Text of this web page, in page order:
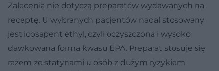
Zalecenia nie dotyczą preparatów wydawanych na
receptę. U wybranych pacjentów nadal stosowany
jest icosapent ethyl, czyli oczyszczona i wysoko
dawkowana forma kwasu EPA. Preparat stosuje się
razem ze statynami u osób z dużym ryzykiem